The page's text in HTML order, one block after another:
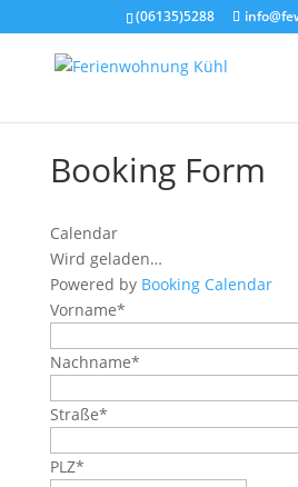
(06135)5288
Boo­king Form
Calen­dar
Wird gela­den…
Powered by Boo­king Calen­dar
Vor­na­me*
Nach­na­me*
Stra­ße*
PLZ*